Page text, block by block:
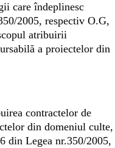
care îndeplinesc
2005, respectiv O.G,
atribuirii
a proiectelor din
contractelor de
din domeniul culte,
din Legea nr.350/2005,